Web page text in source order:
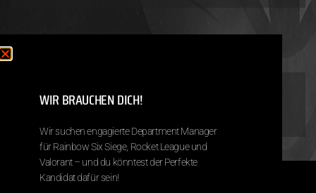
TEAMS
Valorant – Team Quack
WIR BRAUCHEN DICH!
Wir suchen engagierte Department Manager
für Rainbow Six Siege, Rocket League und
Valorant – und du könntest der Perfekte
Kandidat dafür sein!